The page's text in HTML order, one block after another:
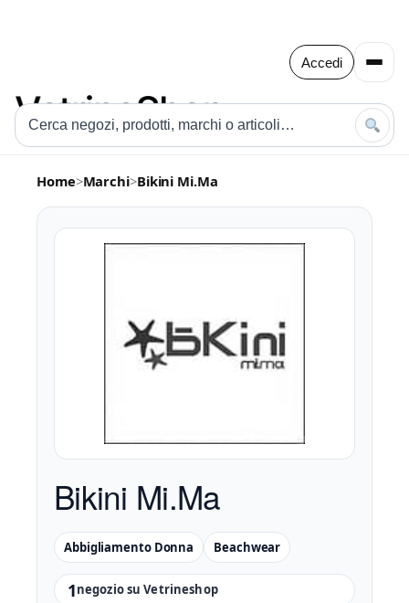
Accedi
Home>Marchi>Bikini Mi.Ma
Bikini Mi.Ma
1negozio su Vetrineshop
Abbigliamento Donna Beachwear